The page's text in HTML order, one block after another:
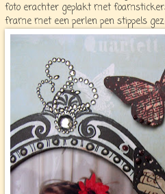
foto erachter geplakt met
frame met een perlen pen stippels